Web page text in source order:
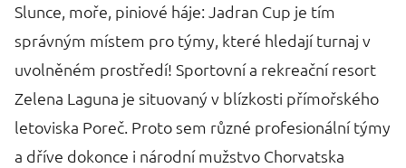
Slunce, moře, piniové háje: Jadran Cup je tím
správným místem pro týmy, které hledají turnaj v
uvolněném prostředí! Sportovní a rekreační resort
Zelena Laguna je situovaný v blízkosti přímořského
letoviska Poreč. Proto sem různé profesionální týmy
a dříve dokonce i národní mužstvo Chorvatska